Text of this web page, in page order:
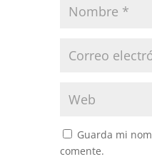
Guarda mi
comente.